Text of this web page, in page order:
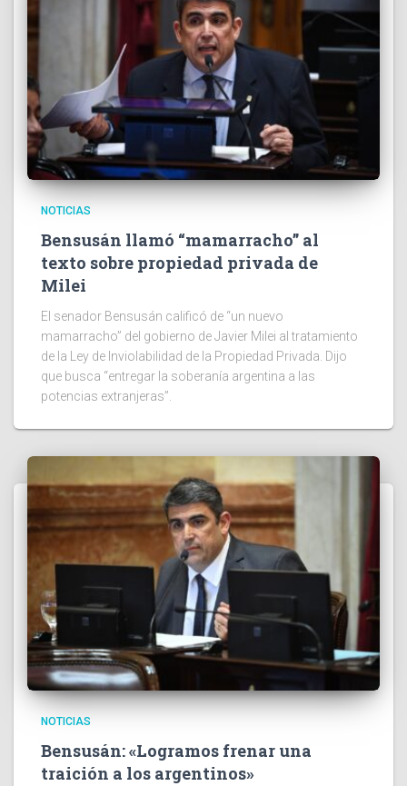
NOTICIAS
Bensusán llamó “mamarracho” al
texto sobre propiedad privada de
Milei
El senador Bensusán calificó de “un nuevo
mamarracho” del gobierno de Javier Milei al tratamiento
de la Ley de Inviolabilidad de la Propiedad Privada. Dijo
que busca “entregar la soberanía argentina a las
potencias extranjeras”.
NOTICIAS
Bensusán: «Logramos frenar una
traición a los argentinos»